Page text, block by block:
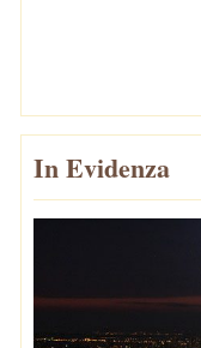
In Evidenza